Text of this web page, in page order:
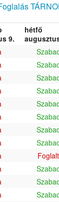
9.
hétfő
Foglalt